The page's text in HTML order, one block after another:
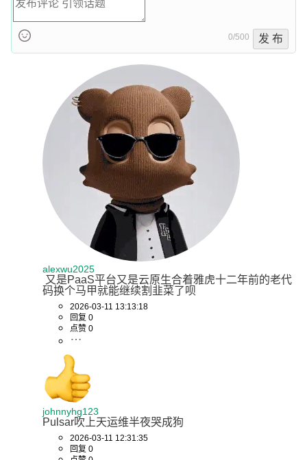
0/500 发 布
alexwu2025
码换个马甲就能继续割韭菜了呗
2026-03-11 13:13:18
回复 0
点赞 0
johnnyhg123
Pulsar吹上天运维半夜哭成狗
2026-03-11 12:31:35
回复 0